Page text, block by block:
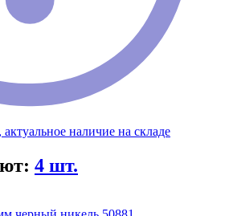
наличие на складе
4 шт.